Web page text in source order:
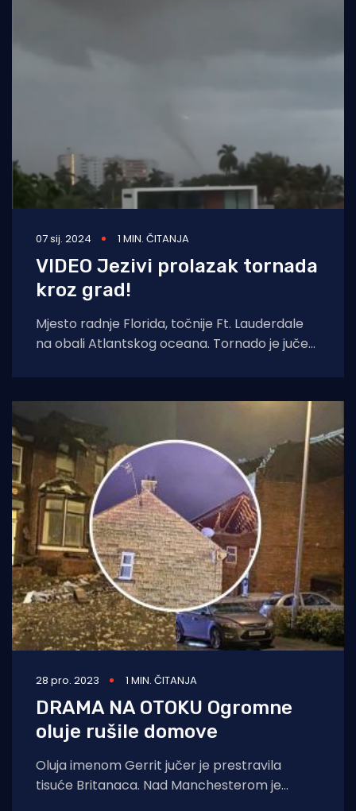
07 sij. 2024 1 MIN. ČITANJA
VIDEO Jezivi prolazak tornada
kroz grad!
Mjesto radnje Florida, točnije Ft. Lauderdale
na obali Atlantskog oceana. Tornado je jučer
28 pro. 2023 1 MIN. ČITANJA
DRAMA NA OTOKU Ogromne
oluje rušile domove
Oluja imenom Gerrit jučer je prestravila
tisuće Britanaca. Nad Manchesterom je